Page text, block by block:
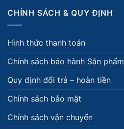
CHÍNH SÁCH & QUY ĐỊNH
Hình thức thanh toán
Chính sách bảo hành Sản phẩm
Quy định đổi trả – hoàn tiền
Chính sách bảo mật
Chính sách vận chuyển